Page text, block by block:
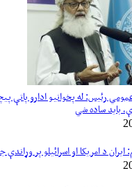
رئیس: له پخوانیو ادارو پاتې
باید ساده شي
ایران د امریکا او اسرائیلو پر